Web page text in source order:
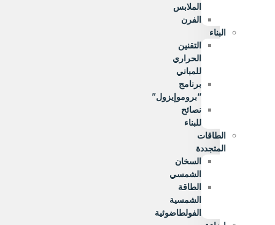
الملابس
الفرن
البناء
التقنين
الحراري
للمباني
برنامج
“بروموإيزول”
نصائح
للبناء
الطاقات
المتجددة
السخان
الشمسي
الطاقة
الشمسية
الفولطاضوئية